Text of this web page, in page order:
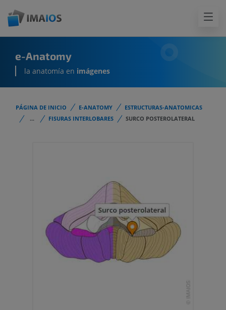
e-Anatomy
la anatomía en imágenes
PÁGINA DE INICIO E-ANATOMY
ESTRUCTURAS-ANATOMICAS
...
FISURAS INTERLOBARES SURCO POSTEROLATERAL